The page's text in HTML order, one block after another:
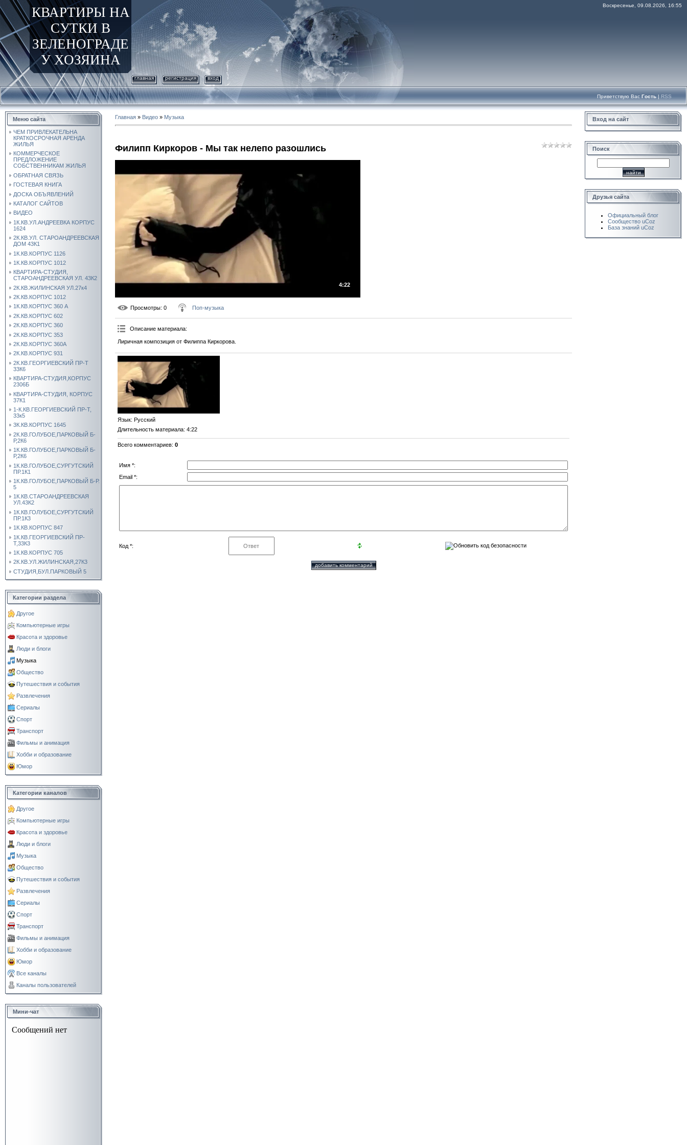
КВАРТИРЫ НА
СУТКИ В
ЗЕЛЕНОГРАДЕ
У ХОЗЯИНА
Воскресенье, 09.08.2026, 16:55
главная регистрация вход
Приветствую Вас Гость | RSS
Меню сайта
ЧЕМ ПРИВЛЕКАТЕЛЬНА
КРАТКОСРОЧНАЯ АРЕНДА
ЖИЛЬЯ
КОММЕРЧЕСКОЕ
ПРЕДЛОЖЕНИЕ
СОБСТВЕННИКАМ ЖИЛЬЯ
ОБРАТНАЯ СВЯЗЬ
ГОСТЕВАЯ КНИГА
ДОСКА ОБЪЯВЛЕНИЙ
КАТАЛОГ САЙТОВ
ВИДЕО
1К.КВ.УЛ.АНДРЕЕВКА КОРПУС
1624
2К.КВ.УЛ. СТАРОАНДРЕЕВСКАЯ
ДОМ 43К1
1К.КВ.КОРПУС 1126
1К.КВ.КОРПУС 1012
КВАРТИРА-СТУДИЯ,
СТАРОАНДРЕЕВСКАЯ УЛ. 43К2
2К.КВ.ЖИЛИНСКАЯ УЛ.27к4
2К.КВ.КОРПУС 1012
1К.КВ.КОРПУС 360 А
2К.КВ.КОРПУС 602
2К.КВ.КОРПУС 360
2К.КВ.КОРПУС 353
2К.КВ.КОРПУС 360А
2К.КВ.КОРПУС 931
2К.КВ.ГЕОРГИЕВСКИЙ ПР-Т
33К6
КВАРТИРА-СТУДИЯ,КОРПУС
2306Б
КВАРТИРА-СТУДИЯ, КОРПУС
37К1
1-К.КВ.ГЕОРГИЕВСКИЙ ПР-Т,
33к5
3К.КВ.КОРПУС 1645
2К.КВ.ГОЛУБОЕ,ПАРКОВЫЙ Б-
Р,2К6
1К.КВ.ГОЛУБОЕ,ПАРКОВЫЙ Б-
Р,2К6
1К.КВ.ГОЛУБОЕ,СУРГУТСКИЙ
ПР.1К1
1К.КВ.ГОЛУБОЕ,ПАРКОВЫЙ Б-Р.
5
1К.КВ.СТАРОАНДРЕЕВСКАЯ
УЛ.43К2
1К.КВ.ГОЛУБОЕ,СУРГУТСКИЙ
ПР.1К3
1К.КВ.КОРПУС 847
1К.КВ.ГЕОРГИЕВСКИЙ ПР-
Т,33К3
1К.КВ.КОРПУС 705
2К.КВ.УЛ.ЖИЛИНСКАЯ,27К3
СТУДИЯ,БУЛ.ПАРКОВЫЙ 5
Категории раздела
Другое
Компьютерные игры
Красота и здоровье
Люди и блоги
Музыка
Общество
Путешествия и события
Развлечения
Сериалы
Спорт
Транспорт
Фильмы и анимация
Хобби и образование
Юмор
Категории каналов
Другое
Компьютерные игры
Красота и здоровье
Люди и блоги
Музыка
Общество
Путешествия и события
Развлечения
Сериалы
Спорт
Транспорт
Фильмы и анимация
Хобби и образование
Юмор
Все каналы
Каналы пользователей
Мини-чат
Главная » Видео » Музыка
Филипп Киркоров - Мы так нелепо разошлись
4:22
Просмотры: 0 Поп-музыка
Описание материала:
Лиричная композиция от Филиппа Киркорова.
Язык: Русский
Длительность материала: 4:22
Всего комментариев: 0
Имя *:
Email *:
Код *:
Вход на сайт
Поиск
Друзья сайта
Официальный блог
Сообщество uCoz
База знаний uCoz